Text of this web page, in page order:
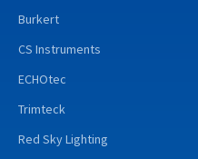
Burkert
CS Instruments
ECHOtec
Trimteck
Red Sky Lighting